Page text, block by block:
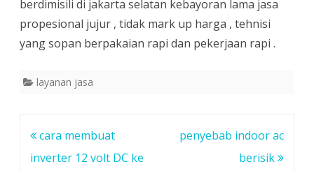
berdimisili di jakarta selatan kebayoran lama jasa
propesional jujur , tidak mark up harga , tehnisi
yang sopan berpakaian rapi dan pekerjaan rapi .
layanan jasa
Navigasi
pos
cara membuat
inverter 12 volt DC ke
penyebab indoor ac
berisik